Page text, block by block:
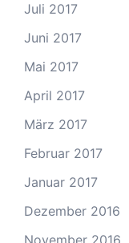
Juli 2017
Juni 2017
Mai 2017
April 2017
März 2017
Februar 2017
Januar 2017
Dezember 2016